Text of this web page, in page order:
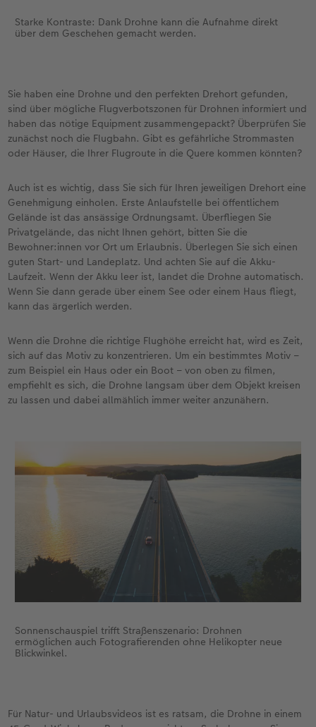
Starke Kontraste: Dank Drohne kann die Aufnahme direkt
über dem Geschehen gemacht werden.
Sie haben eine Drohne und den perfekten Drehort gefunden,
sind über mögliche Flugverbotszonen für Drohnen informiert und
haben das nötige Equipment zusammengepackt? Überprüfen Sie
zunächst noch die Flugbahn. Gibt es gefährliche Strommasten
oder Häuser, die Ihrer Flugroute in die Quere kommen könnten?
Auch ist es wichtig, dass Sie sich für Ihren jeweiligen Drehort eine
Genehmigung einholen. Erste Anlaufstelle bei öffentlichem
Gelände ist das ansässige Ordnungsamt. Überfliegen Sie
Privatgelände, das nicht Ihnen gehört, bitten Sie die
Bewohner:innen vor Ort um Erlaubnis. Überlegen Sie sich einen
guten Start- und Landeplatz. Und achten Sie auf die Akku-
Laufzeit. Wenn der Akku leer ist, landet die Drohne automatisch.
Wenn Sie dann gerade über einem See oder einem Haus fliegt,
kann das ärgerlich werden.
Wenn die Drohne die richtige Flughöhe erreicht hat, wird es Zeit,
sich auf das Motiv zu konzentrieren. Um ein bestimmtes Motiv –
zum Beispiel ein Haus oder ein Boot – von oben zu filmen,
empfiehlt es sich, die Drohne langsam über dem Objekt kreisen
zu lassen und dabei allmählich immer weiter anzunähern.
Sonnenschauspiel trifft Straßenszenario: Drohnen
ermöglichen auch Fotografierenden ohne Helikopter neue
Blickwinkel.
Für Natur- und Urlaubsvideos ist es ratsam, die Drohne in einem